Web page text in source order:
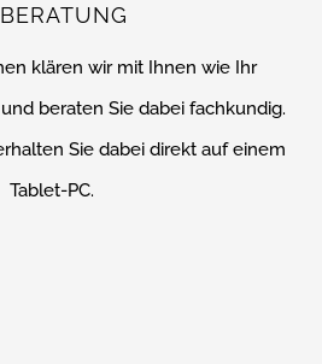
klären wir mit Ihnen wie Ihr
beraten Sie dabei fachkundig.
Sie dabei direkt auf einem
Tablet-PC.